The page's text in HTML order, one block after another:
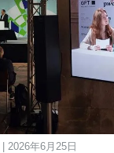
2026年6月25日